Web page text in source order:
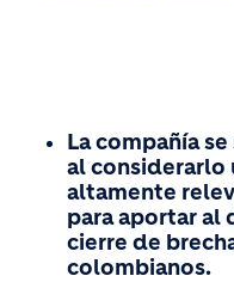
La compañía
al considerarlo
altamente
para aportar al
cierre de
colombianos.